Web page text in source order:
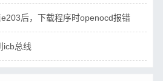
后，下载程序时openocd报错
icb总线